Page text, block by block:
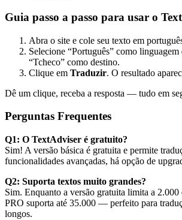
Guia passo a passo para usar o
Abra o site e cole seu texto em
Selecione “Português” como linguagem
“Tcheco” como destino.
Clique em Traduzir. O resultado
Dê um clique, receba a resposta — tudo em
Perguntas Frequentes
Q1: O TextAdviser é gratuito?
Sim! A versão básica é gratuita e permite
funcionalidades avançadas, há opção de
Q2: Suporta textos muito grandes?
Sim. Enquanto a versão gratuita limita a 2.000
PRO suporta até 35.000 — perfeito para
longos.